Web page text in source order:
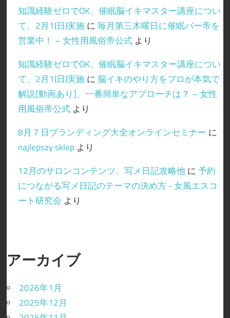
知識経験ゼロでOK、催眠脳イキマスター講座につい
て、2月1(日)実施に毎月第三木曜日に催眠バー帝を
営業中！ – 女性用風俗帝公式より
知識経験ゼロでOK、催眠脳イキマスター講座につい
て、2月1(日)実施に脳イキのやり方をプロが本気で
解説[動画あり]、一番簡単なアプローチは？ – 女性
用風俗帝公式より
8月７日ブランディング大全オンラインセミナー に
najlepszy sklep より
12月のサロンコンテンツ、写メ日記攻略他に予約
につながる写メ日記のテーマの決め方 - 女風エスコ
ート研究会 より
アーカイブ
2026年1月
2025年12月